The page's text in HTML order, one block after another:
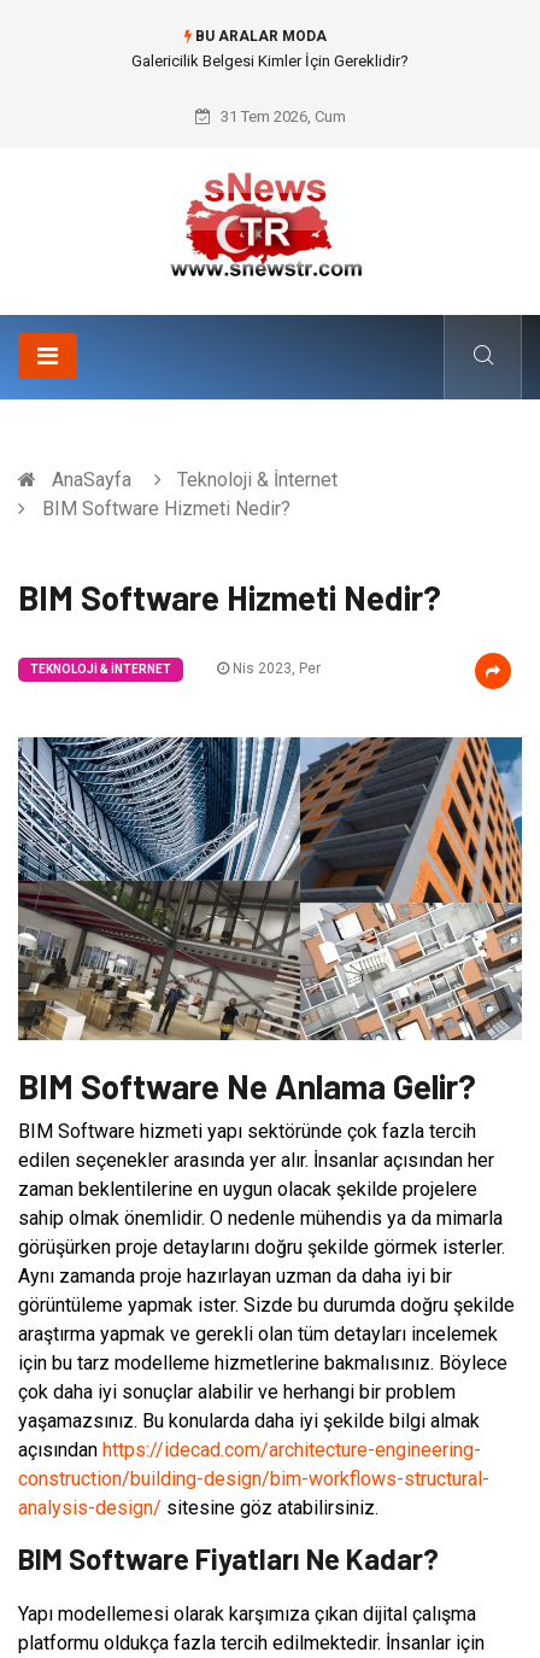
BU ARALAR MODA
Doküman Yönetimi ile Kurumsal Hafızanın Dijitalleşmesi
31 Tem 2026, Cum
AnaSayfa
Teknoloji & İnternet
BIM Software Hizmeti Nedir?
BIM Software Hizmeti Nedir?
TEKNOLOJI & İNTERNET Nis 2023, Per
BIM Software Ne Anlama Gelir?
BIM Software hizmeti yapı sektöründe çok fazla tercih
edilen seçenekler arasında yer alır. İnsanlar açısından her
zaman beklentilerine en uygun olacak şekilde projelere
sahip olmak önemlidir. O nedenle mühendis ya da mimarla
görüşürken proje detaylarını doğru şekilde görmek isterler.
Aynı zamanda proje hazırlayan uzman da daha iyi bir
görüntüleme yapmak ister. Sizde bu durumda doğru şekilde
araştırma yapmak ve gerekli olan tüm detayları incelemek
için bu tarz modelleme hizmetlerine bakmalısınız. Böylece
çok daha iyi sonuçlar alabilir ve herhangi bir problem
yaşamazsınız. Bu konularda daha iyi şekilde bilgi almak
açısından https://idecad.com/architecture-engineering-
construction/building-design/bim-workflows-structural-
analysis-design/ sitesine göz atabilirsiniz.
BIM Software Fiyatları Ne Kadar?
Yapı modellemesi olarak karşımıza çıkan dijital çalışma
platformu oldukça fazla tercih edilmektedir. İnsanlar için